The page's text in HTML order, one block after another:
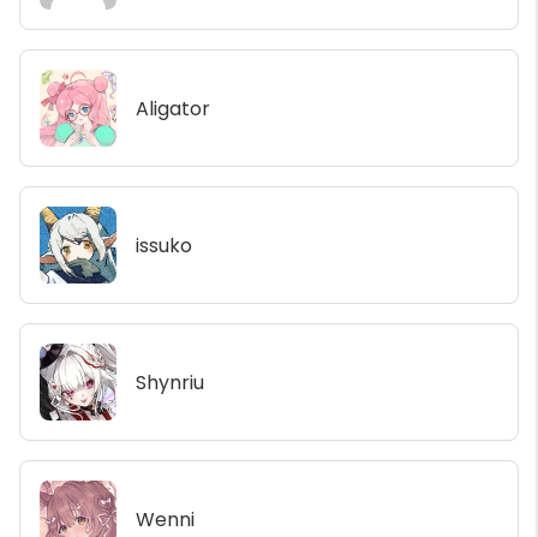
Aligator
issuko
Shynriu
Wenni